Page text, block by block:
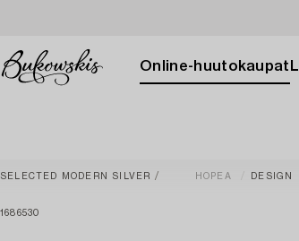
Online-huutokaupat
SELECTED MODERN SILVER HOPEA DESIGN
1686530